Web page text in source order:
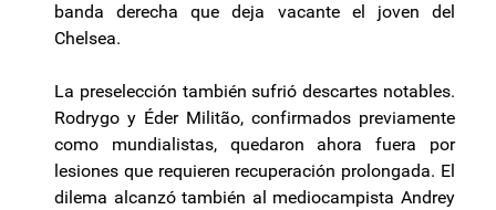
banda derecha que deja vacante el joven del
Chelsea.
La preselección también sufrió descartes notables.
Rodrygo y Éder Militão, confirmados previamente
como mundialistas, quedaron ahora fuera por
lesiones que requieren recuperación prolongada. El
dilema alcanzó también al mediocampista Andrey